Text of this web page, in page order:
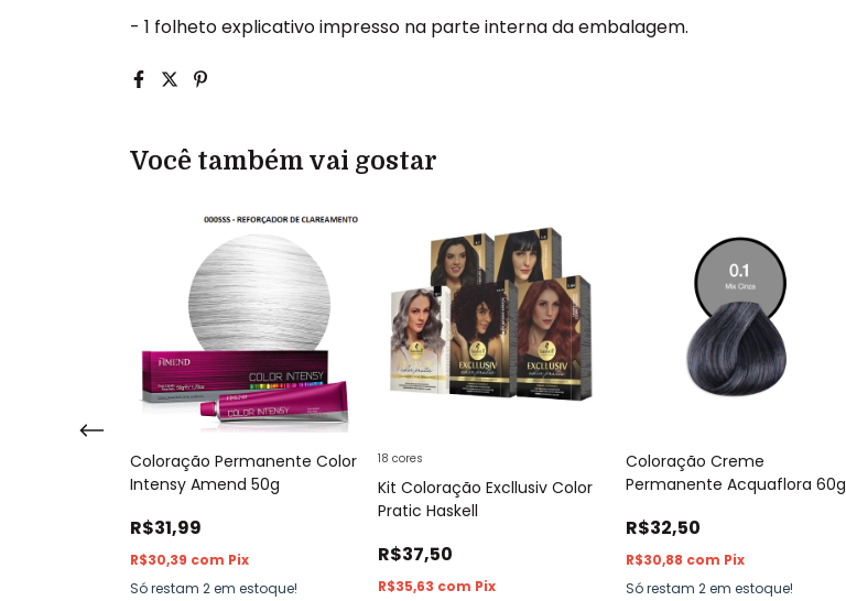
- 1 folheto explicativo impresso na parte interna da embalagem.
Você também vai gostar
Coloração Permanente Color
Intensy Amend 50g
R$31,99
R$30,39 com Pix
Só restam 2em estoque!
Kit Coloração Excllusiv Color
Pratic Haskell
R$37,50
R$35,63 com Pix
18 cores
Coloração Creme
Permanente Acquaflora 60g
R$32,50
R$30,88 com Pix
Só restam 2em estoque!